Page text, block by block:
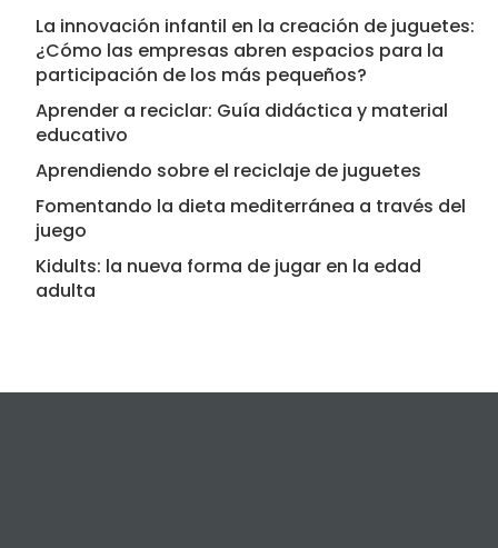
La innovación infantil en la creación de juguetes:
¿Cómo las empresas abren espacios para la
participación de los más pequeños?
Aprender a reciclar: Guía didáctica y material
educativo
Aprendiendo sobre el reciclaje de juguetes
Fomentando la dieta mediterránea a través del
juego
Kidults: la nueva forma de jugar en la edad
adulta